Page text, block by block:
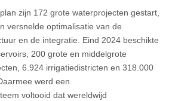
zijn 172 grote waterprojecten gestart,
versnelde optimalisatie van de
en de integratie. Eind 2024 beschikte
200 grote en middelgrote
6.924 irrigatiedistricten en 318.000
werd een
voltooid dat wereldwijd